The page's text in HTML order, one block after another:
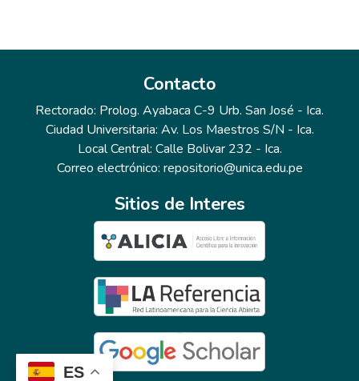
ES
Contacto
Rectorado: Prolog. Ayabaca C-9 Urb. San José - Ica.
Ciudad Universitaria: Av. Los Maestros S/N - Ica.
Local Central: Calle Bolivar 232 - Ica.
Correo electrónico: repositorio@unica.edu.pe
Sitios de Interes